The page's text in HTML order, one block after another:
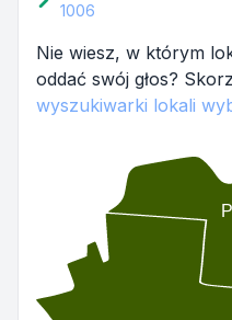
1006
Nie wiesz, w którym
oddać swój głos?
wyszukiwarki lokali